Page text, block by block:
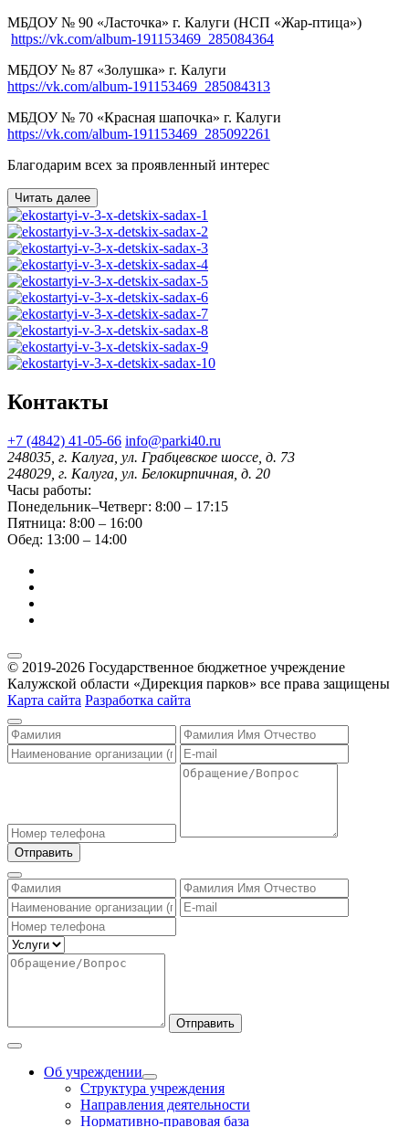
МБДОУ № 90 «Ласточка» г. Калуги (НСП «Жар-птица»)
https://vk.com/album-191153469_285084364
МБДОУ № 87 «Золушка» г. Калуги
https://vk.com/album-191153469_285084313
МБДОУ № 70 «Красная шапочка» г. Калуги
https://vk.com/album-191153469_285092261
Благодарим всех за проявленный интерес
Читать далее
Контакты
+7 (4842) 41-05-66 info@parki40.ru
248035, г. Калуга, ул. Грабцевское шоссе, д. 73
248029, г. Калуга, ул. Белокирпичная, д. 20
Часы работы:
Понедельник–Четверг: 8:00 – 17:15
Пятница: 8:00 – 16:00
Обед: 13:00 – 14:00
© 2019-2026 Государственное бюджетное учреждение
Калужской области «Дирекция парков» все права защищены
Карта сайта Разработка сайта
Отправить
Отправить
Об учреждении
Структура учреждения
Направления деятельности
Нормативно-правовая база